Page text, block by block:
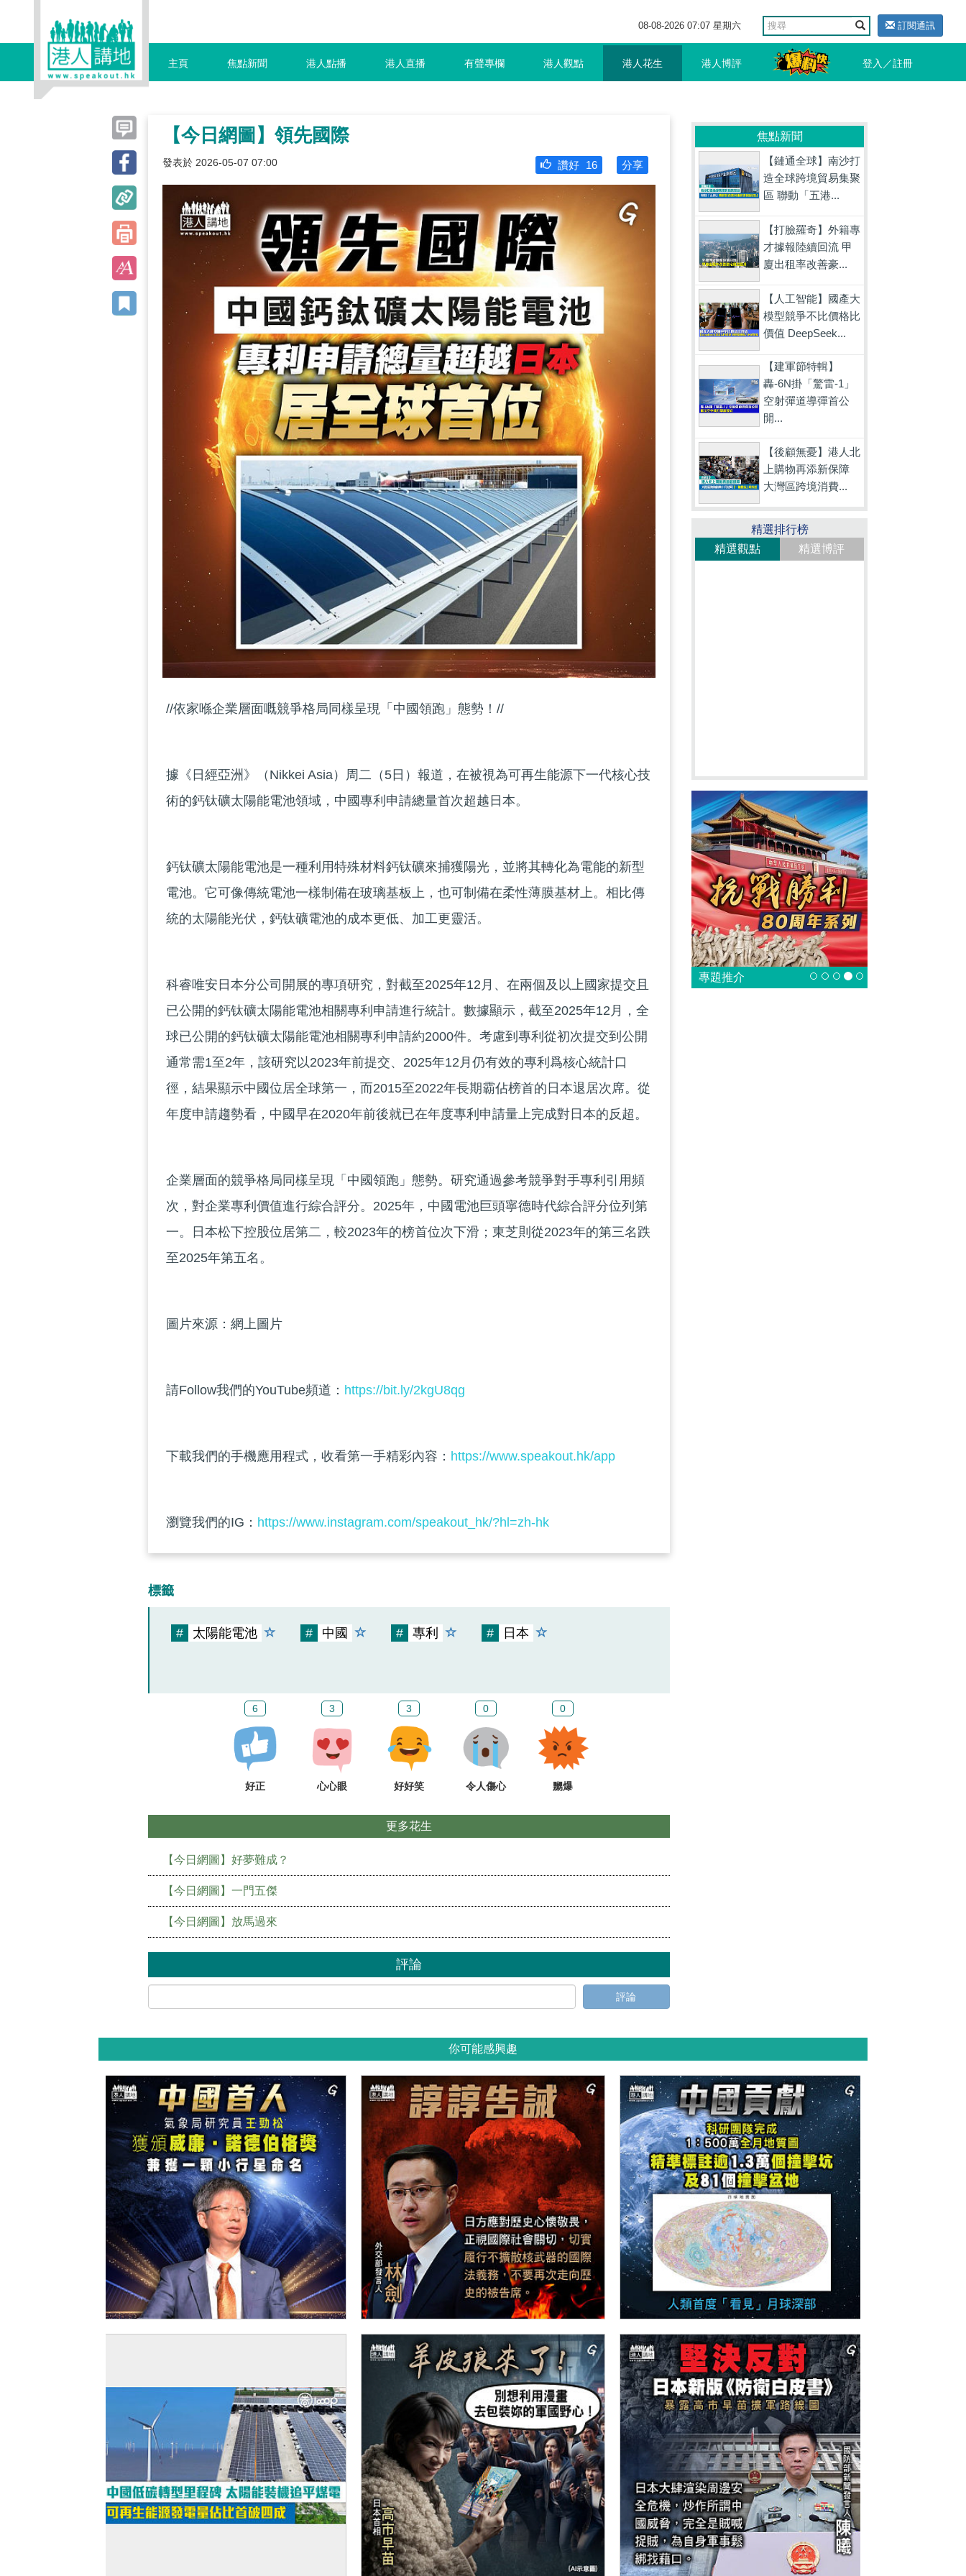
08-08-2026 07:07 星期六 訂閱通訊
主頁 焦點新聞 港人點播 港人直播 有聲專欄 港人觀點 港人花生 港人博評 登入／註冊
【今日網圖】領先國際
發表於 2026-05-07 07:00 分享
讚好 16
//依家喺企業層面嘅競爭格局同樣呈現「中國領跑」態勢！//
據《日經亞洲》（Nikkei Asia）周二（5日）報道，在被視為可再生能源下一代核心技
術的鈣钛礦太陽能電池領域，中國專利申請總量首次超越日本。
鈣钛礦太陽能電池是一種利用特殊材料鈣钛礦來捕獲陽光，並將其轉化為電能的新型
電池。它可像傳統電池一樣制備在玻璃基板上，也可制備在柔性薄膜基材上。相比傳
統的太陽能光伏，鈣钛礦電池的成本更低、加工更靈活。
科睿唯安日本分公司開展的專項研究，對截至2025年12月、在兩個及以上國家提交且
已公開的鈣钛礦太陽能電池相關專利申請進行統計。數據顯示，截至2025年12月，全
球已公開的鈣钛礦太陽能電池相關專利申請約2000件。考慮到專利從初次提交到公開
通常需1至2年，該研究以2023年前提交、2025年12月仍有效的專利爲核心統計口
徑，結果顯示中國位居全球第一，而2015至2022年長期霸佔榜首的日本退居次席。從
年度申請趨勢看，中國早在2020年前後就已在年度專利申請量上完成對日本的反超。
企業層面的競爭格局同樣呈現「中國領跑」態勢。研究通過參考競爭對手專利引用頻
次，對企業專利價值進行綜合評分。2025年，中國電池巨頭寧德時代綜合評分位列第
一。日本松下控股位居第二，較2023年的榜首位次下滑；東芝則從2023年的第三名跌
至2025年第五名。
圖片來源：網上圖片
請Follow我們的YouTube頻道： https://bit.ly/2kgU8qg
下載我們的手機應用程式，收看第一手精彩內容： https://www.speakout.hk/app
瀏覽我們的IG： https://www.instagram.com/speakout_hk/?hl=zh-hk
標籤
# 太陽能電池 # 中國 # 專利 # 日本
6
好正
3
心心眼
3
好好笑
0
令人傷心
0
嬲爆
更多花生
【今日網圖】好夢難成？
【今日網圖】一門五傑
【今日網圖】放馬過來
評論
評論
焦點新聞
【鏈通全球】南沙打
造全球跨境貿易集聚
區 聯動「五港...
【打臉羅奇】外籍專
才據報陸續回流 甲
廈出租率改善豪...
【人工智能】國產大
模型競爭不比價格比
價值 DeepSeek...
【建軍節特輯】
轟-6N掛「驚雷-1」
空射彈道導彈首公
開...
【後顧無憂】港人北
上購物再添新保障
大灣區跨境消費...
精選排行榜
精選觀點
精選博評
專題推介
你可能感興趣